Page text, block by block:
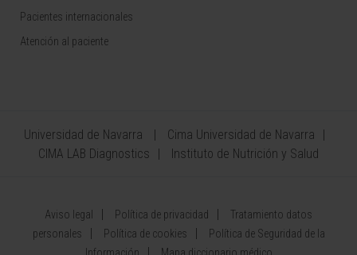
Pacientes internacionales
Atención al paciente
Universidad de Navarra
Cima Universidad de Navarra
CIMA LAB Diagnostics
Instituto de Nutrición y Salud
Aviso legal Política de privacidad
Tratamiento datos
personales
Política de cookies
Política de Seguridad de la